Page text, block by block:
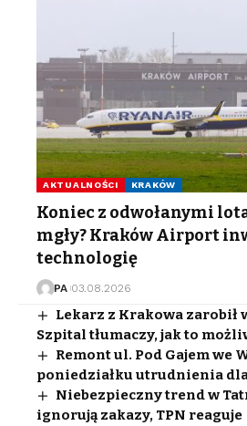
AKTUALNOŚCI KRAKÓW
Koniec z odwołanymi
mgły? Kraków Airport
technologię
PA 03.08.2026
Lekarz z Krakowa zarobił
Szpital tłumaczy, jak to
Remont ul. Pod Gajem we
poniedziałku utrudnienia
Niebezpieczny trend w
ignorują zakazy, TPN reaguje